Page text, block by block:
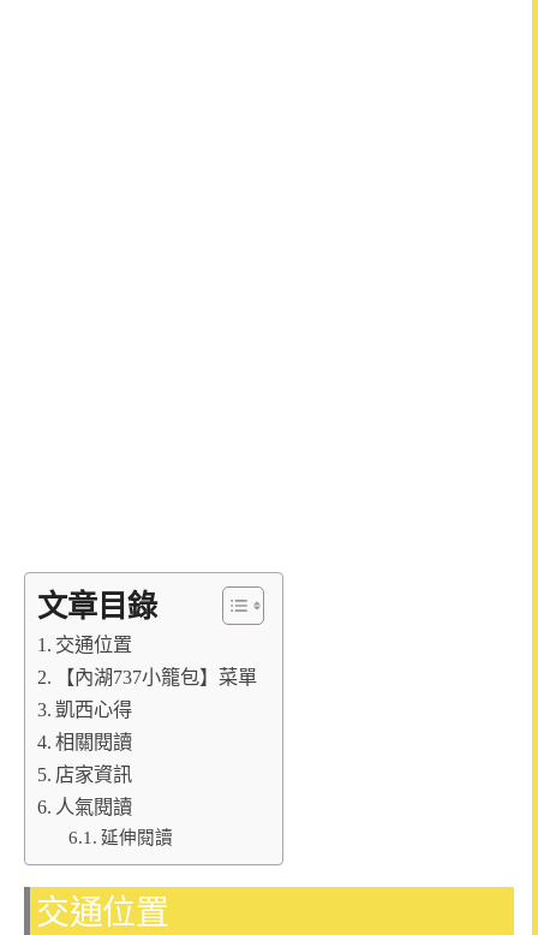
文章目錄
交通位置
【內湖737小籠包】菜單
凱西心得
相關閱讀
店家資訊
人氣閱讀
延伸閱讀
交通位置